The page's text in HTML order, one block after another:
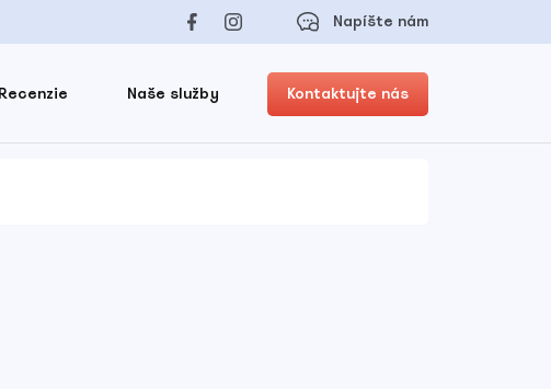
Napíšte nám
Recenzie Naše služby Kontaktujte nás